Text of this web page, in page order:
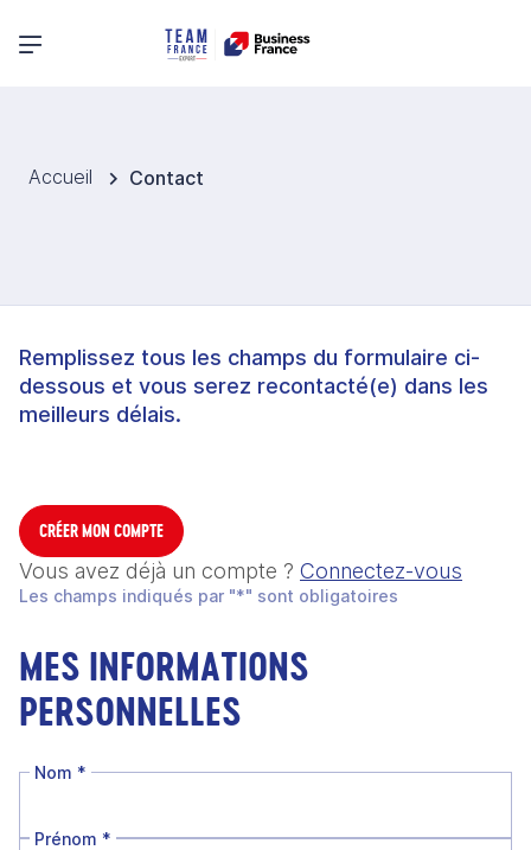
Menu principal
Accueil Contact
Remplissez tous les champs du formulaire ci-
dessous et vous serez recontacté(e) dans les
meilleurs délais.
CRÉER MON COMPTE
Vous avez déjà un compte ? Connectez-vous
Les champs indiqués par "*" sont obligatoires
MES INFORMATIONS
PERSONNELLES
Nom *
Prénom *